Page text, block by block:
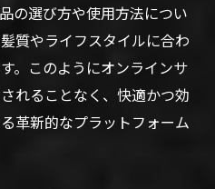
の選び方や使用方法につい
質やライフスタイルに合わ
。このようにオンラインサ
れることなく、快適かつ効
革新的なプラットフォーム